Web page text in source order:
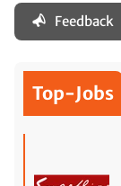
Feedback
Top-Jobs